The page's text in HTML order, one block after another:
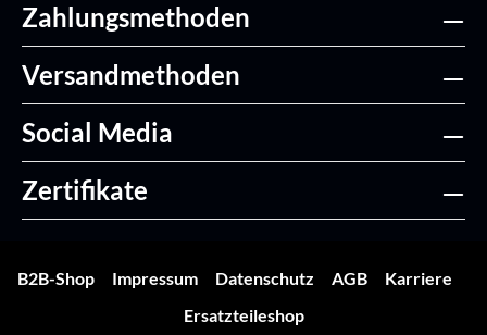
Zahlungsmethoden
Versandmethoden
Social Media
Zertifikate
B2B-Shop Impressum Datenschutz AGB
Karriere
Ersatzteileshop